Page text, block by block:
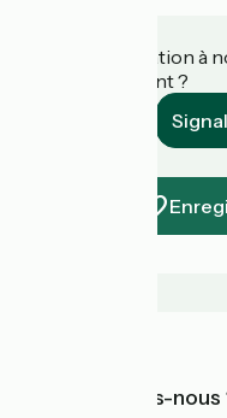
Une information à
établissement ?
Qui sommes-nous